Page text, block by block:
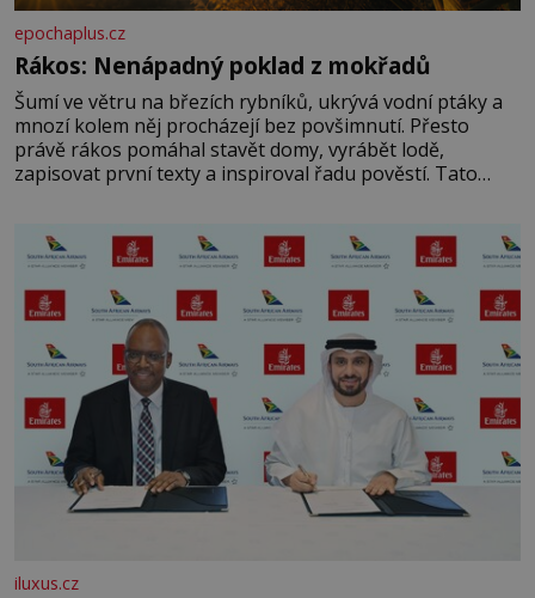
epochaplus.cz
Rákos: Nenápadný poklad z mokřadů
Šumí ve větru na březích rybníků, ukrývá vodní ptáky a
mnozí kolem něj procházejí bez povšimnutí. Přesto
právě rákos pomáhal stavět domy, vyrábět lodě,
zapisovat první texty a inspiroval řadu pověstí. Tato
letního koupání. Stačí se však podívat
iluxus.cz